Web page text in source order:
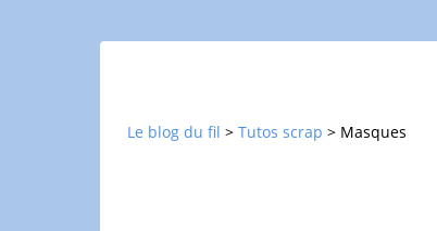
Le blog du fil > Tutos scrap > Masques